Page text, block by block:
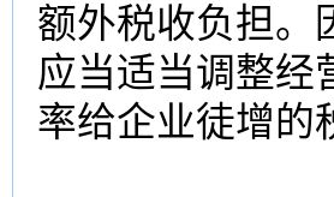
额外税收负担。
应当适当调整经
率给企业徒增的